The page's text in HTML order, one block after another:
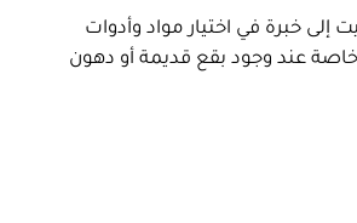
إلى خبرة في اختيار مواد وأدوات
خاصة عند وجود بقع قديمة أو دهون